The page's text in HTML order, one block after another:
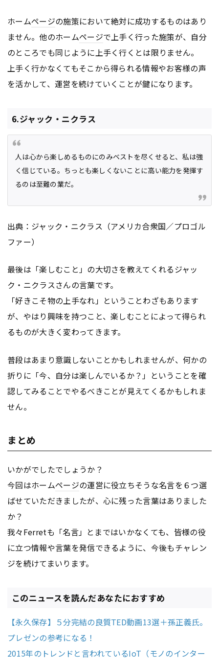
ホームページの施策において絶対に成功するものはあり
ません。他のホームページで上手く行った施策が、自分
のところでも同じように上手く行くとは限りません。
上手く行かなくてもそこから得られる情報やお客様の声
を活かして、運営を続けていくことが鍵になります。
6.ジャック・ニクラス
人は心から楽しめるものにのみベストを尽くせると、私は強
く信じている。ちっとも楽しくないことに高い能力を発揮す
るのは至難の業だ。
出典：ジャック・ニクラス（アメリカ合衆国／プロゴル
ファー）
最後は「楽しむこと」の大切さを教えてくれるジャッ
ク・ニクラスさんの言葉です。
「好きこそ物の上手なれ」ということわざもあります
が、やはり興味を持つこと、楽しむことによって得られ
るものが大きく変わってきます。
普段はあまり意識しないことかもしれませんが、何かの
折りに「今、自分は楽しんでいるか？」ということを確
認してみることでやるべきことが見えてくるかもしれま
せん。
まとめ
いかがでしたでしょうか？
今回はホームページの運営に役立ちそうな名言を６つ選
ばせていただきましたが、心に残った言葉はありました
か？
我々Ferretも「名言」とまではいかなくても、皆様の役
に立つ情報や言葉を発信できるように、今後もチャレン
ジを続けてまいります。
このニュースを読んだあなたにおすすめ
【永久保存】５分完結の良質TED動画13選＋孫正義氏。
プレゼンの参考になる！
2015年のトレンドと言われているIoT（モノのインター